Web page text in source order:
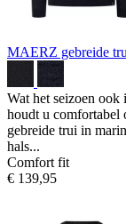
MAERZ gebreide
Wat het seizoen
houdt u comfortabel
gebreide trui in
hals...
Comfort fit
€ 139,95